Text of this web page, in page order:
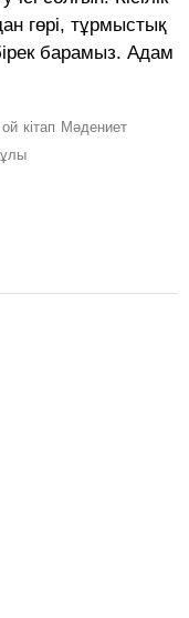
гөрі, тұрмыстық
барамыз. Адам
ой кітап Мәдениет